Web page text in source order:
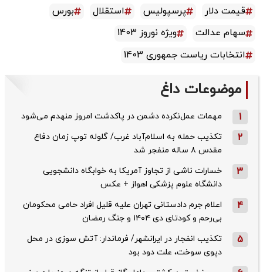
قیمت دلار پرسپولیس استقلال
بورس
سهام عدالت
ویژه نوروز 1403
انتخابات ریاست جمهوری 1403
موضوعات داغ
1 مهمات عمل‌نکرده دشمن در پاکدشت امروز منهدم می‌شود
2
تکذیب حمله به اسلام‌آباد غرب/ گلوله توپ زمان دفاع
مقدس ۸ ساله منفجر شد
3
خسارات ناشی از تجاوز آمریکا به خوابگاه دانشجویی
دانشگاه علوم پزشکی اهواز + عکس
4
اعلام جرم دادستانی تهران علیه قلیل افراد حامی محکومان
بی‌رحم و کودتای دی‌ ۱۴۰۴ و جنگ رمضان
5
تکذیب ‌انفجار در ایرانشهر/ فرماندار: آتش سوزی در محل
دپوی سوخت، علت دود بود